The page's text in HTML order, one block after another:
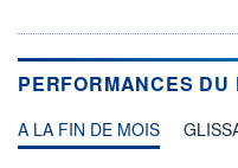
PERFORMANCES DU
A LA FIN DE MOIS